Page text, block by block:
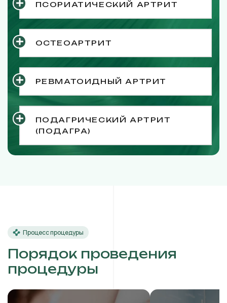
ПСОРИАТИЧЕСКИЙ АРТРИТ
ОСТЕОАРТРИТ
РЕВМАТОИДНЫЙ АРТРИТ
ПОДАГРИЧЕСКИЙ АРТРИТ
(ПОДАГРА)
Процесс процедуры
Порядок проведения
процедуры